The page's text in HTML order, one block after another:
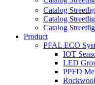
Catalog
Catalog
Catalog
Product
PFAL ECO
IOT
LED
PPFD